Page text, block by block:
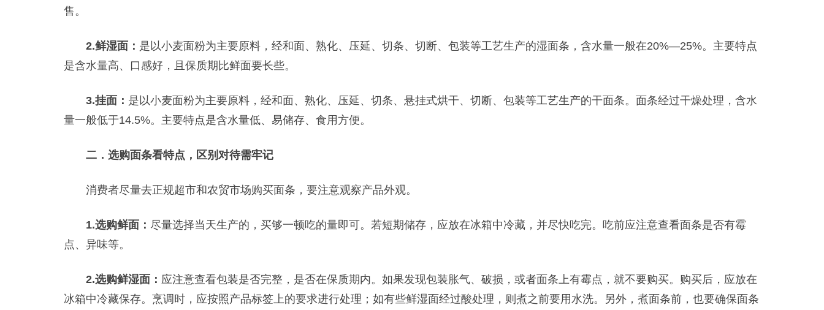
售。
2.鲜湿面： 是以小麦面粉为主要原料，经和面、熟化、压延、切条、切断、包装等工艺生产的湿面条，含水量一般在20%—25%。主要特点
是含水量高、口感好，且保质期比鲜面要长些。
3.挂面： 是以小麦面粉为主要原料，经和面、熟化、压延、切条、悬挂式烘干、切断、包装等工艺生产的干面条。面条经过干燥处理，含水
量一般低于14.5%。主要特点是含水量低、易储存、食用方便。
二．选购面条看特点，区别对待需牢记
消费者尽量去正规超市和农贸市场购买面条，要注意观察产品外观。
1.选购鲜面： 尽量选择当天生产的，买够一顿吃的量即可。若短期储存，应放在冰箱中冷藏，并尽快吃完。吃前应注意查看面条是否有霉
点、异味等。
2.选购鲜湿面： 应注意查看包装是否完整，是否在保质期内。如果发现包装胀气、破损，或者面条上有霉点，就不要购买。购买后，应放在
冰箱中冷藏保存。烹调时，应按照产品标签上的要求进行处理；如有些鲜湿面经过酸处理，则煮之前要用水洗。另外，煮面条前，也要确保面条